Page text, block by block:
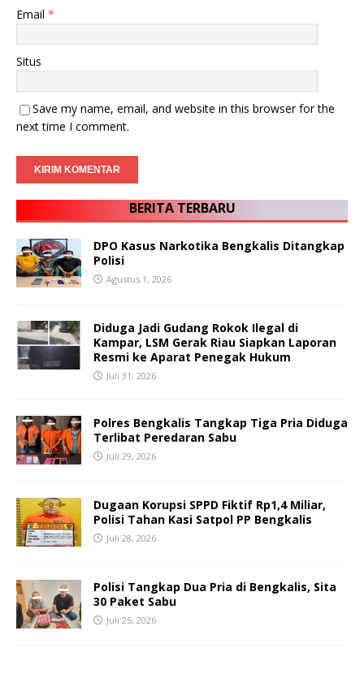
Email *
Situs
Save my name, email, and website in this browser for the
next time I comment.
BERITA TERBARU
DPO Kasus Narkotika Bengkalis Ditangkap
Polisi
Agustus 1, 2026
Diduga Jadi Gudang Rokok Ilegal di
Kampar, LSM Gerak Riau Siapkan Laporan
Resmi ke Aparat Penegak Hukum
Juli 31, 2026
Polres Bengkalis Tangkap Tiga Pria Diduga
Terlibat Peredaran Sabu
Juli 29, 2026
Dugaan Korupsi SPPD Fiktif Rp1,4 Miliar,
Polisi Tahan Kasi Satpol PP Bengkalis
Juli 28, 2026
Polisi Tangkap Dua Pria di Bengkalis, Sita
30 Paket Sabu
Juli 25, 2026